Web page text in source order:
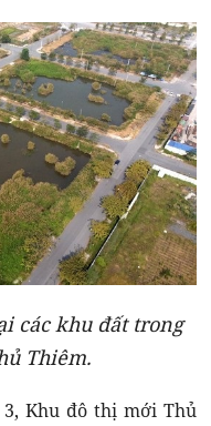
các khu đất trong
Thiêm.
Khu đô thị mới Thủ